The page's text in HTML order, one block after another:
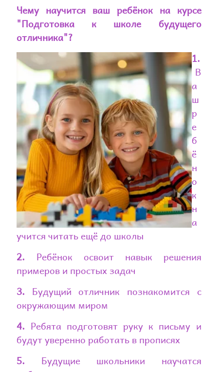
Чему научится ваш ребёнок на курсе
"Подготовка к школе будущего
отличника"?
1.
В
а
ш
р
е
б
ё
н
о
к
н
а
учится читать ещё до школы
2. Ребёнок освоит навык решения
примеров и простых задач
3. Будущий отличник познакомится с
окружающим миром
4. Ребята подготовят руку к письму и
будут уверенно работать в прописях
5. Будущие школьники научатся